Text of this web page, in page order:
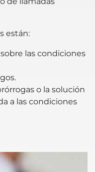
están:
las condiciones
o la solución
a las condiciones